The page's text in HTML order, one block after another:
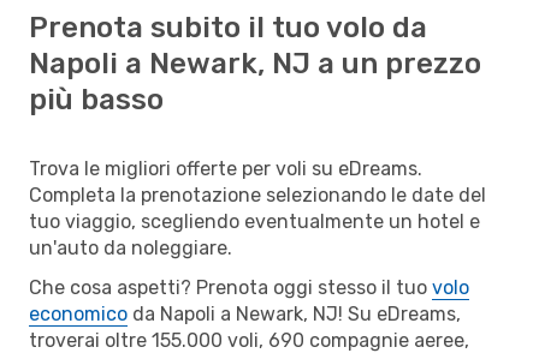
Prenota subito il tuo volo da
Napoli a Newark, NJ a un prezzo
più basso
Trova le migliori offerte per voli su eDreams.
Completa la prenotazione selezionando le date del
tuo viaggio, scegliendo eventualmente un hotel e
un'auto da noleggiare.
Che cosa aspetti? Prenota oggi stesso il tuo volo
economico da Napoli a Newark, NJ! Su eDreams,
troverai oltre 155.000 voli, 690 compagnie aeree,